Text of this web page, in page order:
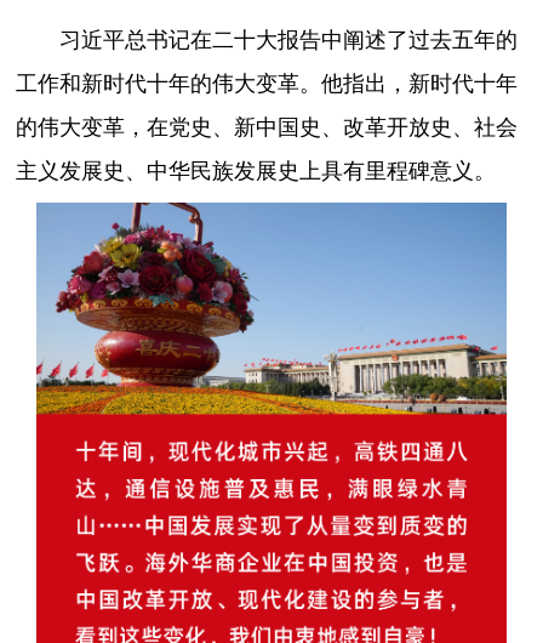
习近平总书记在二十大报告中阐述了过去五年的
工作和新时代十年的伟大变革。他指出，新时代十年
的伟大变革，在党史、新中国史、改革开放史、社会
主义发展史、中华民族发展史上具有里程碑意义。